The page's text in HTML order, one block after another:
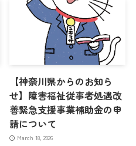
【神奈川県からのお知ら
せ】障害福祉従事者処遇改
善緊急支援事業補助金の申
請について
March 18, 2026